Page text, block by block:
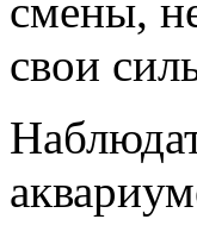
смены,
свои